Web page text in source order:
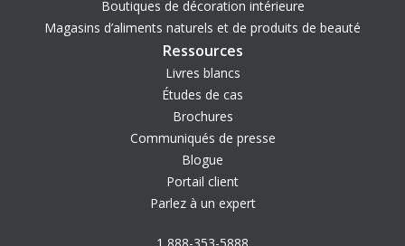
Boutiques de décoration intérieure
Magasins d’aliments naturels et de produits de beauté
Ressources
Livres blancs
Études de cas
Brochures
Communiqués de presse
Blogue
Portail client
Parlez à un expert